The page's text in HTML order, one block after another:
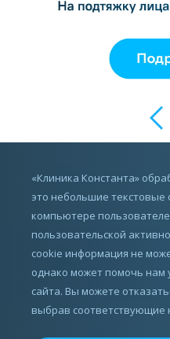
ИМЕЮТСЯ
«Клиника Константа»
это небольшие
компьютере
пользовательской
cookie информация не
однако может помочь нам
сайта. Вы можете
выбрав соответствующие